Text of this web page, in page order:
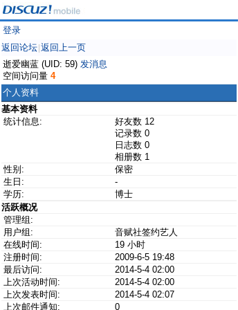
登录
返回论坛 返回上一页
逝爱幽蓝 (UID: 59) 发消息
空间访问量 4
个人资料
基本资料
统计信息:
好友数 12
记录数 0
日志数 0
相册数 1
性别:
保密
生日:
-
学历:
博士
活跃概况
管理组:
用户组:
音赋社签约艺人
在线时间:
19 小时
注册时间:
2009-6-5 19:48
最后访问:
2014-5-4 02:00
上次活动时间:
2014-5-4 02:00
上次发表时间:
2014-5-4 02:07
上次邮件通知:
0